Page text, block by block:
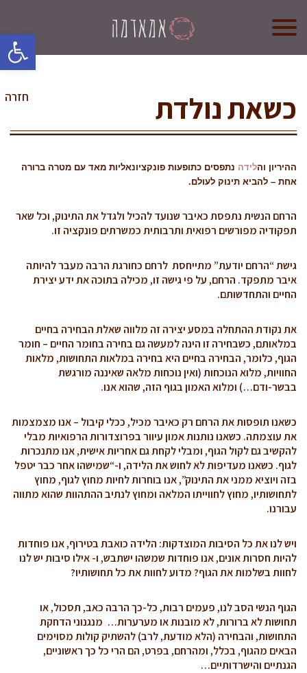
מי אנחנו?
קורס לדולות
קורס הכנה ללידה
חנות (בקרוב)
צרו קשר
חזרה כשאת נולדת
ההיריון והלידה נתפסים כתופעות פונקציונאליות מאד עם מטרה ברורה
אחת – להביא תינוק לעולם.
הרחם הנשית נתפסת כאיבר שנועד להכיל ולגדל את התינוק, וכל שאר
תפקודיה מפורשים רפואית ותרבותית כמשרתים פונקציה זו.
גישת “הרחם יודעת” מתייחסת לרחם כחורגת הרבה מעבר להיותה
איבר מתפקד. הרחם, על פי גישה זו, מכילה בתוכה את ידע יצירת
החיים והתחדשותם.
את נקודת ההתחלה במסע יצירה זה מלווה שאלת הבחירה בחיים
במלאותם, כשבחירה זו הינה למעשה גם בחירה בחומר החיים – חומר
הגוף, כלומר, הבחירה בחיים היא בחירה במלאות התחושות, מלאות
החוויות, מלוא הנוכחות (ואין נוכחות מלאה שאיננה מורגשת
בבשר-ודם…) ומלוא האמון בגוף הזה, שהוא אנו.
כשאנו תופסות את הרחם רק כאיבר מכיל, ככלי קיבול – אנו מצמצמות
את עוצמתה. כשאנו נותנות אמון עיוור בפרוצדורות הרפואיות מבלי
להקשיב גם לקול הגוף, ומבלי לקחת גם אחריות אישית, אנו מתנכרות
לגוף. כשאנו מעדיפות לא לחוש את הלידה, ו-“שמישהו אחר כבר יטפל
בזה ויוציא ממני את התינוק”, אנו בוחרות לחיות מחוץ לגוף, מחוץ
לתחושותיו, מחוץ לחווייתו המלאה ומחוץ לנתיב ההתהוות שהוא מתווה
עבורנו.
ויש לנו את כל הסיבות המוצדקות: הלידה כואבת בטירוף, אנו פוחדות
להיות חסרות אונים, אנו פוחדות שמשהו ישתבש, ו- אילו סיבות יש לנו
לחוות בשלמות את הגוף? מדוע לחוות את כל תחושותיו?
הגוף הנשי הסב לנו, פעמים רבות, כל-כך הרבה כאב, תסכול, או
תחושות לא ברורות, לא מובנות או מערערות… מנגנוני הדחקת
התחושות, והבחירה (הלא מודעת, לרב) להשתיק קולות מסוימים
הבאים מהגוף, בכלל, ומהרחם, בפרט, הם הרי כל כך ראשוניים,
הגנתיים והישרדותיים…